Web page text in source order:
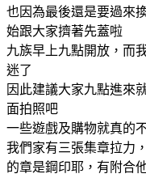
也因為最後還是要過來
始跟大家擠著先蓋啦
九族早上九點開放，而
迷了
因此建議大家九點進來
面拍照吧
一些遊戲及購物就真的
我們家有三張集章拉力
的章是鋼印耶，有附合